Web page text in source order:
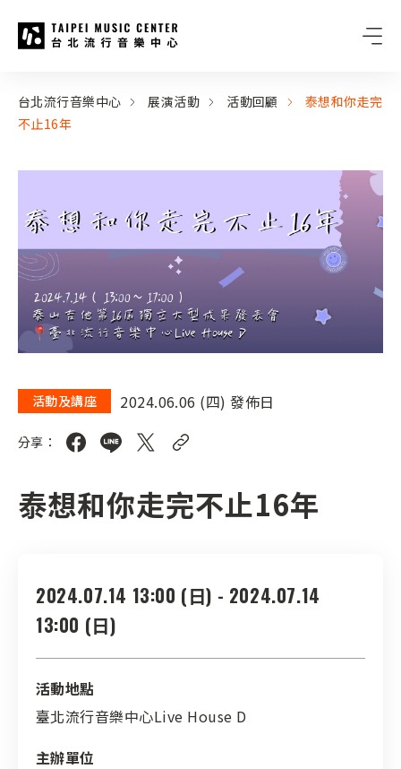
:::
台北流行音樂中心 展演活動 活動回顧
泰想和你走完
不止16年
活動及講座 2024.06.06 (四) 發佈日
分享：
泰想和你走完不止16年
2024.07.14 13:00 (日) - 2024.07.14
13:00 (日)
活動地點
臺北流行音樂中心Live House D
主辦單位